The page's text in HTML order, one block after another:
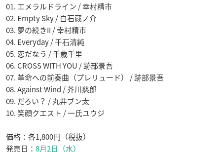
01. エメラルドライン / 幸村精市
02. Empty Sky / 白石蔵ノ介
03. 夢の続きII / 幸村精市
04. Everyday / 千石清純
05. 恋だなう / 千歳千里
06. CROSS WITH YOU / 跡部景吾
07. 革命への前奏曲（プレリュード） / 跡部景吾
08. Against Wind / 芥川慈郎
09. だろい？ / 丸井ブン太
10. 笑顔クエスト / 一氏ユウジ
価格：各1,800円（税抜）
発売日： 8月2日（水）